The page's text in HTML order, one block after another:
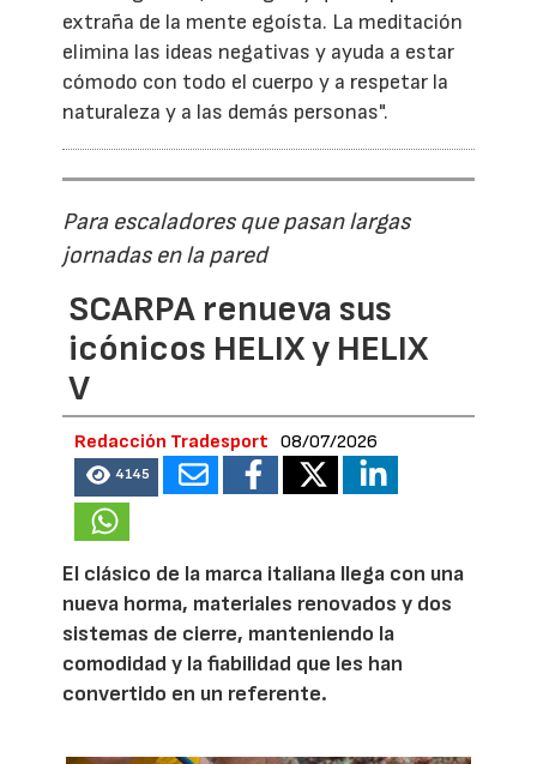
extraña de la mente egoísta. La meditación
elimina las ideas negativas y ayuda a estar
cómodo con todo el cuerpo y a respetar la
naturaleza y a las demás personas".
Para escaladores que pasan largas
jornadas en la pared
SCARPA renueva sus
icónicos HELIX y HELIX
V
Redacción Tradesport 08/07/2026
4145
El clásico de la marca italiana llega con una
nueva horma, materiales renovados y dos
sistemas de cierre, manteniendo la
comodidad y la fiabilidad que les han
convertido en un referente.